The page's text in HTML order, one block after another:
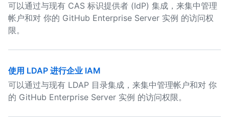
可以通过与现有 CAS 标识提供者 (IdP) 集成，来集中管理
帐户和对 你的 GitHub Enterprise Server 实例 的访问权
限。
使用 LDAP 进行企业 IAM
可以通过与现有 LDAP 目录集成，来集中管理帐户和对 你
的 GitHub Enterprise Server 实例 的访问权限。